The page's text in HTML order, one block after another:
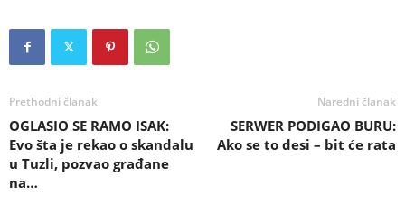
Prethodni članak
OGLASIO SE RAMO ISAK:
Evo šta je rekao o skandalu
u Tuzli, pozvao građane
na…
Naredni članak
SERWER PODIGAO BURU:
Ako se to desi – bit će rata